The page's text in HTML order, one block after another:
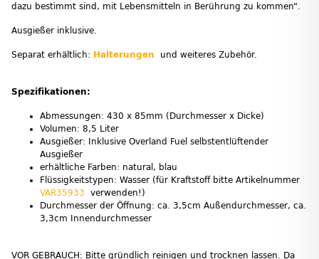
dazu bestimmt sind, mit Lebensmitteln in Berührung zu kommen“.
Ausgießer inklusive.
Separat erhältlich: Halterungen und weiteres Zubehör.
Spezifikationen:
Abmessungen: 430 x 85mm (Durchmesser x Dicke)
Volumen: 8,5 Liter
Ausgießer: Inklusive Overland Fuel selbstentlüftender
Ausgießer
erhältliche Farben: natural, blau
Flüssigkeitstypen: Wasser (für Kraftstoff bitte Artikelnummer
VAR35933 verwenden!)
Durchmesser der Öffnung: ca. 3,5cm Außendurchmesser, ca.
3,3cm Innendurchmesser
VOR GEBRAUCH: Bitte gründlich reinigen und trocknen lassen. Da